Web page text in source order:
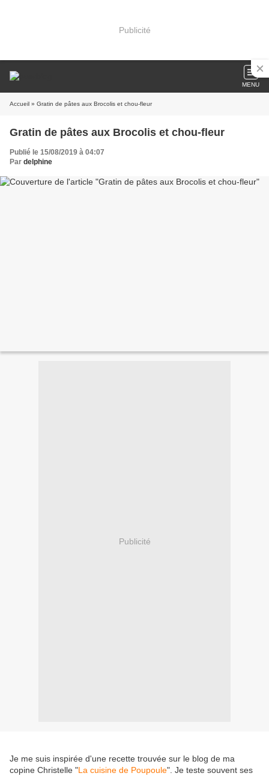
Publicité
MENU
Accueil » Gratin de pâtes aux Brocolis et chou-fleur
Gratin de pâtes aux Brocolis et chou-fleur
Publié le 15/08/2019 à 04:07
Par delphine
Publicité
Je me suis inspirée d'une recette trouvée sur le blog de ma
copine Christelle "La cuisine de Poupoule". Je teste souvent ses